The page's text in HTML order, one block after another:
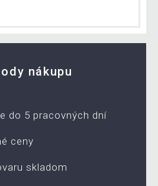
nákupu
do 5 pracovných dní
ceny
skladom